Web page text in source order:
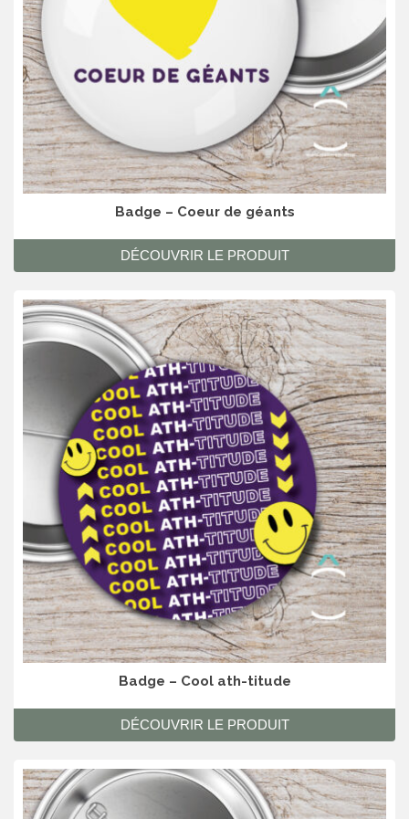
Badge – Coeur de géants
DÉCOUVRIR LE PRODUIT
Badge – Cool ath-titude
DÉCOUVRIR LE PRODUIT